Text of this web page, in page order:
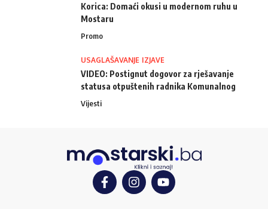
Korica: Domaći okusi u modernom ruhu u
Mostaru
Promo
USAGLAŠAVANJE IZJAVE
VIDEO: Postignut dogovor za rješavanje
statusa otpuštenih radnika Komunalnog
Vijesti